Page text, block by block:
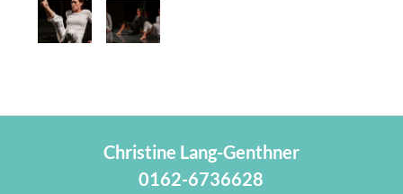
Christine Lang-Genthner
0162-6736628